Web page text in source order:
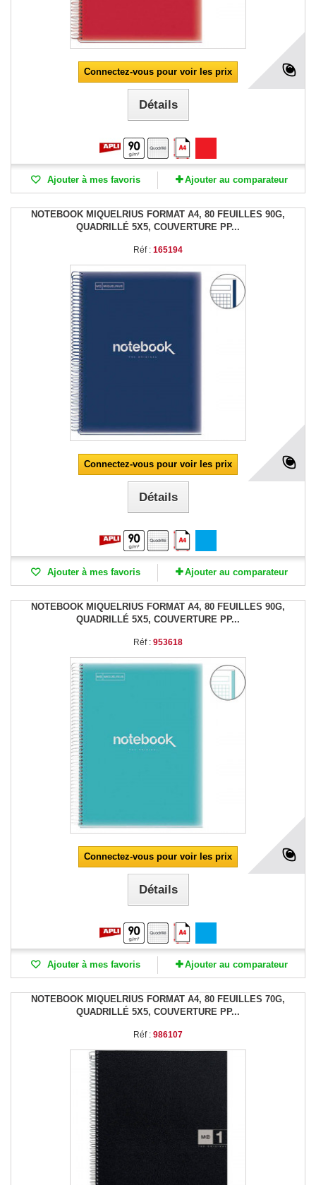
Connectez-vous pour voir les prix
Détails
Ajouter à mes favoris Ajouter au comparateur
NOTEBOOK MIQUELRIUS FORMAT A4, 80 FEUILLES 90G,
QUADRILLÉ 5X5, COUVERTURE PP...
Réf : 165194
Connectez-vous pour voir les prix
Détails
Ajouter à mes favoris Ajouter au comparateur
NOTEBOOK MIQUELRIUS FORMAT A4, 80 FEUILLES 90G,
QUADRILLÉ 5X5, COUVERTURE PP...
Réf : 953618
Connectez-vous pour voir les prix
Détails
Ajouter à mes favoris Ajouter au comparateur
NOTEBOOK MIQUELRIUS FORMAT A4, 80 FEUILLES 70G,
QUADRILLÉ 5X5, COUVERTURE PP...
Réf : 986107